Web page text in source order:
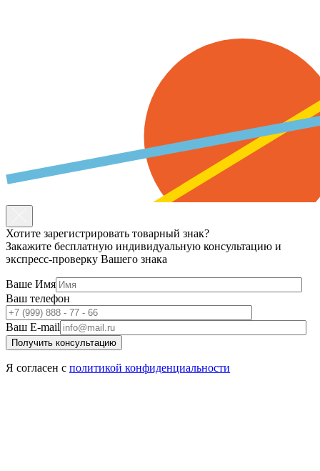
Хотите зарегистрировать товарный знак?
Закажите бесплатную индивидуальную консультацию и
экспресс-проверку Вашего знака
Ваше Имя
Ваш телефон
Ваш E-mail
Я согласен с политикой конфиденциальности